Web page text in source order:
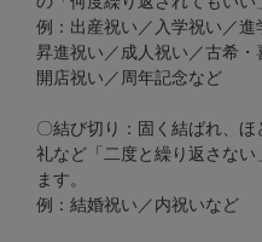
例：出産祝い／入学祝い／
昇進祝い／成人祝い／古希
開店祝い／周年記念など
〇結び切り：固く結ばれ、
礼など「二度と繰り返さな
ます。
例：結婚祝い／内祝いなど